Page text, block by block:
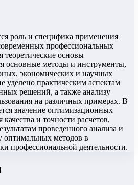
роль и специфика применения
профессиональных
теоретические основы
основные методы и инструменты,
экономических и научных
уделено практическим аспектам
решений, а также анализу
на различных примерах. В
значение оптимизационных
и точности расчетов,
проведенного анализа и
оптимальных методов в
профессиональной деятельности.